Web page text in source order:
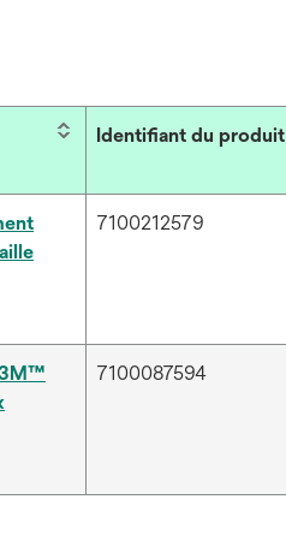
Identifiant du produit
7100212579
3M™
7100087594